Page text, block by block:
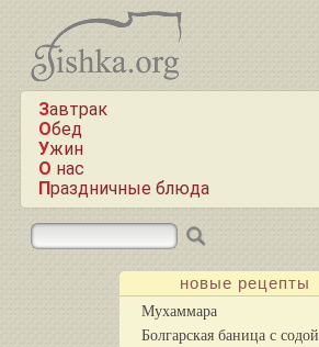
Завтрак
Обед
Ужин
О нас
Праздничные блюда
новые рецепты
Мухаммара
Болгарская баница с содой